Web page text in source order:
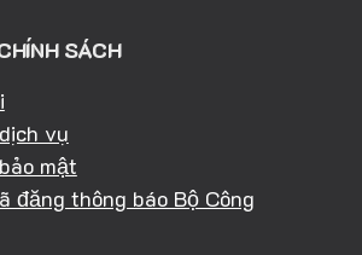
SÁCH
vụ
mật
đăng thông báo Bộ Công